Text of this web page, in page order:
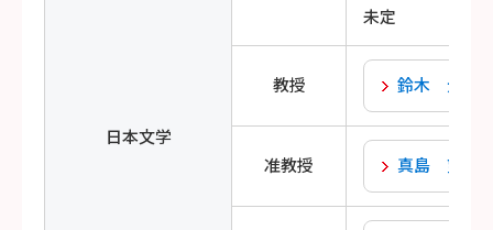
日本文学
未定
教授 鈴木 元
准教授 真島 望